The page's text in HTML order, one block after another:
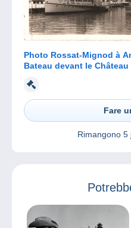
Photo Rossat-Mignod à
Bateau devant le
Fare
Rimangono 5